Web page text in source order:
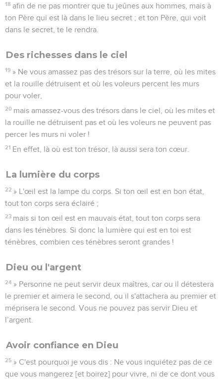
18 afin de ne pas montrer que tu jeûnes aux hommes, mais à
ton Père qui est là dans le lieu secret ; et ton Père, qui voit
dans le secret, te le rendra.
Des richesses dans le ciel
19 » Ne vous amassez pas des trésors sur la terre, où les mites
et la rouille détruisent et où les voleurs percent les murs
pour voler,
20 mais amassez-vous des trésors dans le ciel, où les mites et
la rouille ne détruisent pas et où les voleurs ne peuvent pas
percer les murs ni voler !
21 En effet, là où est ton trésor, là aussi sera ton cœur.
La lumière du corps
22 » L'œil est la lampe du corps. Si ton œil est en bon état,
tout ton corps sera éclairé ;
23 mais si ton œil est en mauvais état, tout ton corps sera
dans les ténèbres. Si donc la lumière qui est en toi est
ténèbres, combien ces ténèbres seront grandes !
Dieu ou l'argent
24 » Personne ne peut servir deux maîtres, car ou il détestera
le premier et aimera le second, ou il s'attachera au premier et
méprisera le second. Vous ne pouvez pas servir Dieu et
l’argent.
Avoir confiance en Dieu
25 » C'est pourquoi je vous dis : Ne vous inquiétez pas de ce
que vous mangerez [et boirez] pour vivre, ni de ce dont vous